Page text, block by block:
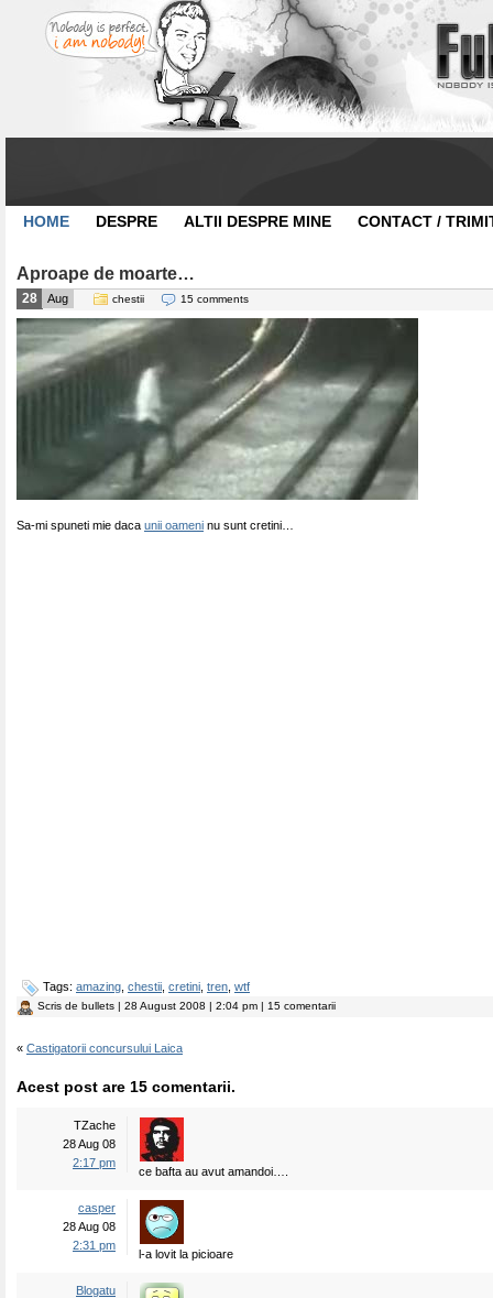
HOME DESPRE ALTII DESPRE MINE CONTACT /
Aproape de moarte…
28 Aug chestii 15 comments
Sa-mi spuneti mie daca unii oameni nu sunt cretini…
Tags: amazing chestii cretini tren wtf
Scris de bullets | 28 August 2008 | 2:04 pm | 15 comentarii
« Castigatorii concursului Laica
Acest post are 15 comentarii.
TZache
28 Aug 08
2:17 pm
ce bafta au avut amandoi….
casper
28 Aug 08
2:31 pm
l-a lovit la picioare
Blogatu